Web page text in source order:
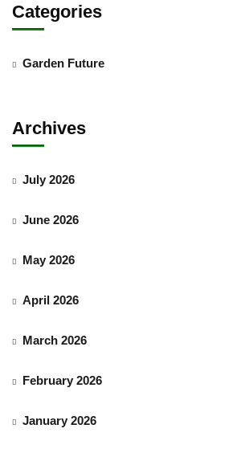
Categories
Garden Future
Archives
July 2026
June 2026
May 2026
April 2026
March 2026
February 2026
January 2026